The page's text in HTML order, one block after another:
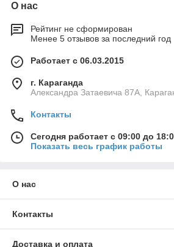
О нас
Рейтинг не сформирован
Менее 5 отзывов за последний год
Работает с 06.03.2015
г. Караганда
Александра Затаевича 87А,
Контакты
Сегодня работает с 09:00 до
Показать весь график работы
О нас
Контакты
Доставка и оплата